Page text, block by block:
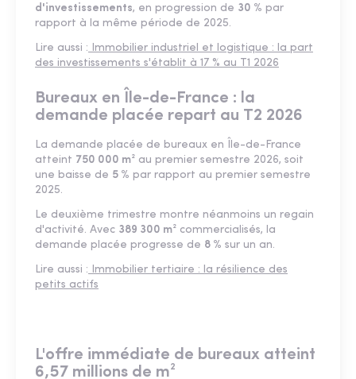
d'investissements, en progression de 30 % par
rapport à la même période de 2025.
Lire aussi : Immobilier industriel et logistique : la part
des investissements s'établit à 17 % au T1 2026
Bureaux en Île-de-France : la
demande placée repart au T2 2026
La demande placée de bureaux en Île-de-France
atteint 750 000 m² au premier semestre 2026, soit
une baisse de 5 % par rapport au premier semestre
2025.
Le deuxième trimestre montre néanmoins un regain
d'activité. Avec 389 300 m² commercialisés, la
demande placée progresse de 8 % sur un an.
Lire aussi : Immobilier tertiaire : la résilience des
petits actifs
L'offre immédiate de bureaux atteint
6,57 millions de m²